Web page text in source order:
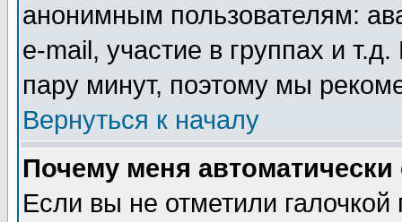
анонимным пользователям:
e-mail, участие в группах и
пару минут, поэтому мы
Вернуться к началу
Почему меня автоматически
Если вы не отметили галочкой